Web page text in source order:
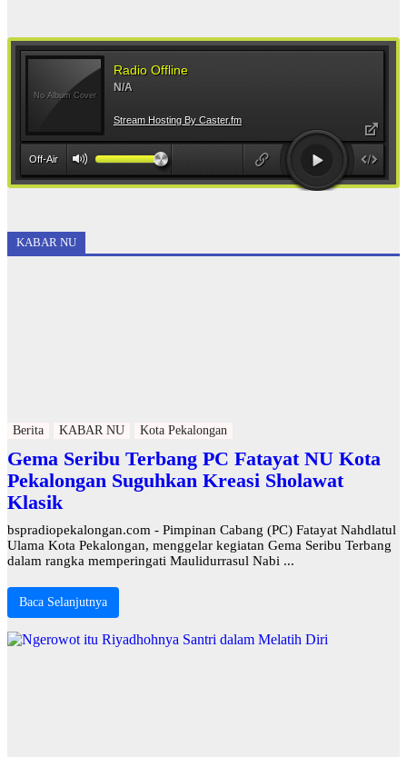
KABAR NU
Berita KABAR NU Kota Pekalongan
Gema Seribu Terbang PC Fatayat NU Kota
Pekalongan Suguhkan Kreasi Sholawat
Klasik
bspradiopekalongan.com - Pimpinan Cabang (PC) Fatayat Nahdlatul
Ulama Kota Pekalongan, menggelar kegiatan Gema Seribu Terbang
dalam rangka memperingati Maulidurrasul Nabi ...
Baca Selanjutnya